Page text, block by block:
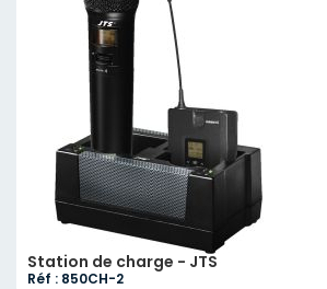
Station de charge - JTS
Réf : 850CH-2